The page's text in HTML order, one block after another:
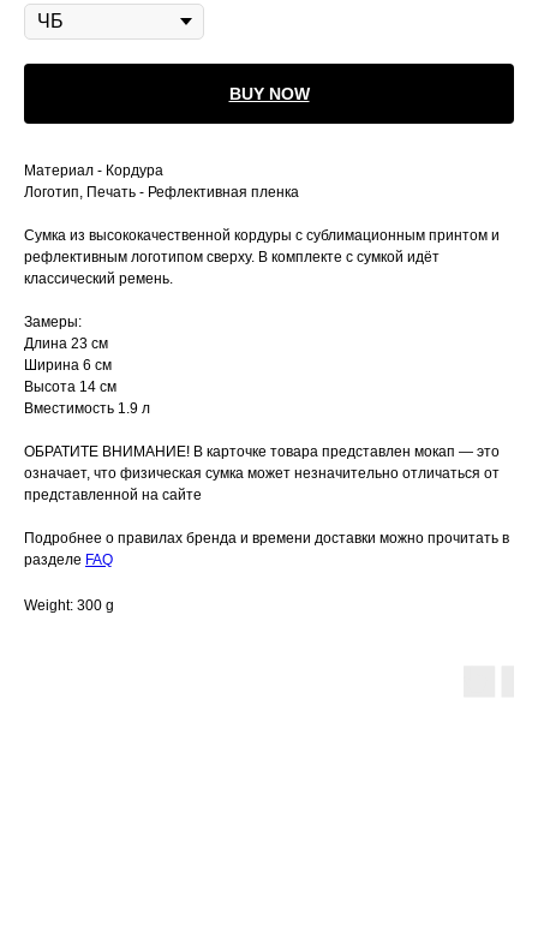
BUY NOW
Материал - Кордура
Логотип, Печать - Рефлективная пленка
Cумка из высококачественной кордуры с сублимационным принтом и
рефлективным логотипом сверху. В комплекте с сумкой идёт
классический ремень.
Замеры:
Длина 23 см
Ширина 6 см
Высота 14 см
Вместимость 1.9 л
ОБРАТИТЕ ВНИМАНИЕ! В карточке товара представлен мокап — это
означает, что физическая сумка может незначительно отличаться от
представленной на сайте
Подробнее о правилах бренда и времени доставки можно прочитать в
разделе FAQ
Weight: 300 g